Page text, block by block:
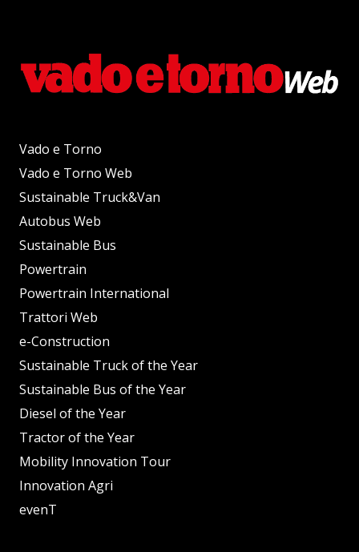
Vado e Torno
Vado e Torno Web
Sustainable Truck&Van
Autobus Web
Sustainable Bus
Powertrain
Powertrain International
Trattori Web
e-Construction
Sustainable Truck of the Year
Sustainable Bus of the Year
Diesel of the Year
Tractor of the Year
Mobility Innovation Tour
Innovation Agri
evenT